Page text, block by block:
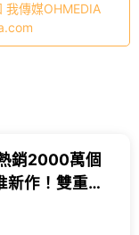
我傳媒OHMEDIA
銷2000萬個
新作！雙重卡
黃豆粉巧克力